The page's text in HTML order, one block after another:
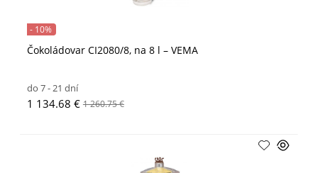
Čokoládovar CI2080/8, na 8 l – VEMA
- 10%
do 7 - 21 dní
1 134.68 € 1 260.75 €